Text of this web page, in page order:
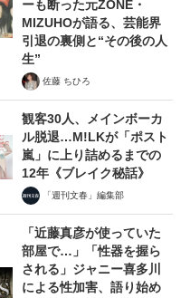
ーも断った元ZONE・
MIZUHOが語る、芸能界
引退の裏側と“その後の人
生”
佐藤 ちひろ
観客30人、メインボーカ
ル脱退…M!LKが「ポスト
嵐」に上り詰めるまでの
12年《ブレイク秘話》
「週刊文春」編集部
「近藤真彦が使っていた
部屋で…」「性器を握ら
される」ジャニー喜多川
による性加害、語り始め